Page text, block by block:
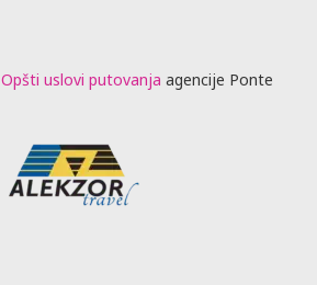
Opšti uslovi putovanja agencije Ponte